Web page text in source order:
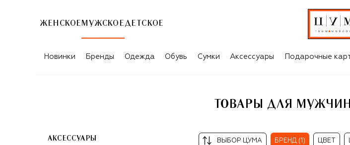
ЖЕНСКОЕ МУЖСКОЕ ДЕТСКОЕ
ТОВАРЫ ДЛЯ МУЖЧИН DAVID BECKHAM
Новинки Бренды Одежда Обувь Сумки Аксессуары Подарочные
ТОВАРЫ ДЛЯ МУЖЧИН
АКСЕССУАРЫ ВЫБОР ЦУМА БРЕНД (1) ЦВЕТ